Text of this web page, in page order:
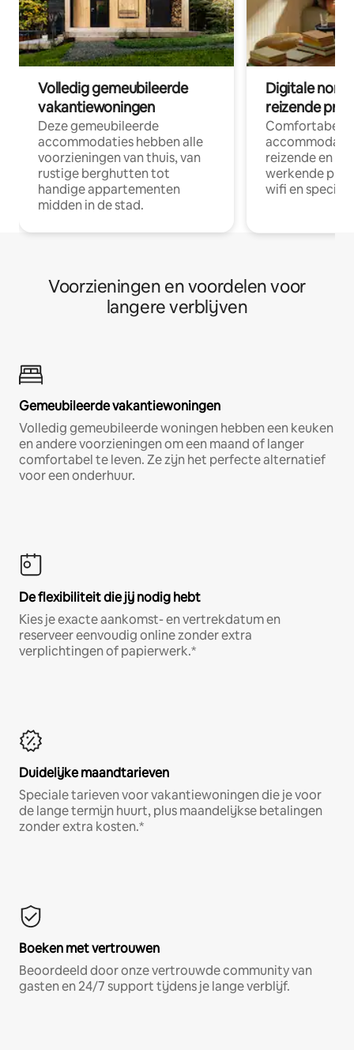
Volledig gemeubileerde
vakantiewoningen
Deze gemeubileerde
accommodaties hebben alle
voorzieningen van thuis, van
rustige berghutten tot
handige appartementen
midden in de stad.
Digitale
reizende
Comfortabele
reizende en
werkende
wifi en
Voorzieningen en voordelen voor
langere verblijven
Gemeubileerde vakantiewoningen
Volledig gemeubileerde woningen hebben een keuken
en andere voorzieningen om een maand of langer
comfortabel te leven. Ze zijn het perfecte alternatief
voor een onderhuur.
De flexibiliteit die jij nodig hebt
Kies je exacte aankomst- en vertrekdatum en
reserveer eenvoudig online zonder extra
verplichtingen of papierwerk.*
Duidelijke maandtarieven
Speciale tarieven voor vakantiewoningen die je voor
de lange termijn huurt, plus maandelijkse betalingen
zonder extra kosten.*
Boeken met vertrouwen
Beoordeeld door onze vertrouwde community van
gasten en 24/7 support tijdens je lange verblijf.